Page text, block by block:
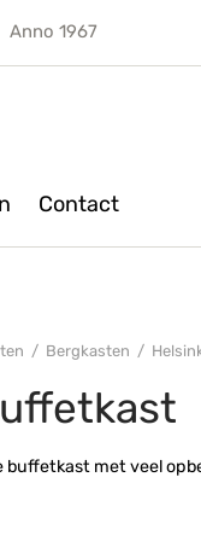
Anno 1967
Contact
/ Bergkasten /
buffetkast met veel